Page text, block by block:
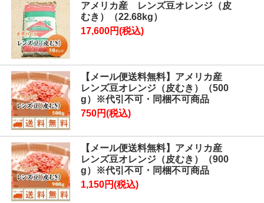
アメリカ産 レンズ豆オレンジ（皮
むき）（22.68kg）
17,600円(税込)
【メール便送料無料】アメリカ産
レンズ豆オレンジ（皮むき）（500
g）※代引不可・同梱不可商品
750円(税込)
【メール便送料無料】アメリカ産
レンズ豆オレンジ（皮むき）（900
g）※代引不可・同梱不可商品
1,150円(税込)